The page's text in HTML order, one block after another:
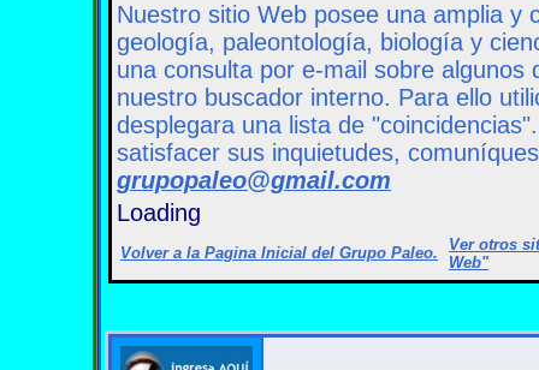
Nuestro sitio Web posee una amplia y
geología, paleontología, biología y
una consulta por e-mail sobre algunos
nuestro buscador interno. Para ello
desplegara una lista de
satisfacer sus inquietudes,
grupopaleo@gmail.com
Loading
Volver a la Pagina Inicial del Grupo Paleo.
Ver otros
Web"